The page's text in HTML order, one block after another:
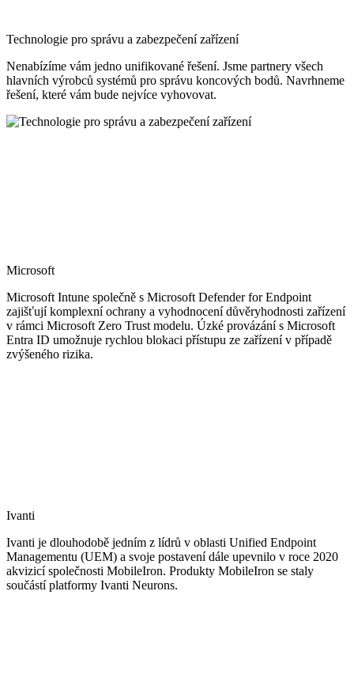
Technologie pro správu a zabezpečení zařízení
Nenabízíme vám jedno unifikované řešení. Jsme partnery všech
hlavních výrobců systémů pro správu koncových bodů. Navrhneme
řešení, které vám bude nejvíce vyhovovat.
Microsoft
Microsoft Intune společně s Microsoft Defender for Endpoint
zajišťují komplexní ochrany a vyhodnocení důvěryhodnosti zařízení
v rámci Microsoft Zero Trust modelu. Úzké provázání s Microsoft
Entra ID umožnuje rychlou blokaci přístupu ze zařízení v případě
zvýšeného rizika.
Ivanti
Ivanti je dlouhodobě jedním z lídrů v oblasti Unified Endpoint
Managementu (UEM) a svoje postavení dále upevnilo v roce 2020
akvizicí společnosti MobileIron. Produkty MobileIron se staly
součástí platformy Ivanti Neurons.